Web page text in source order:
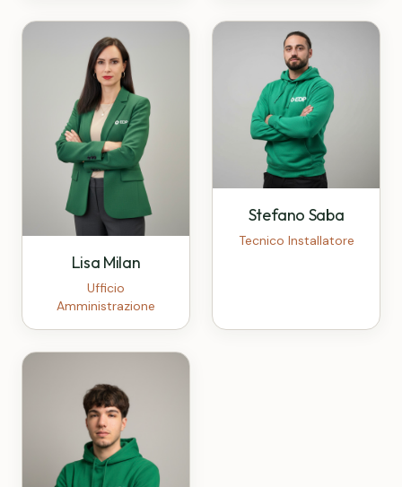
Lisa Milan
Ufficio
Amministrazione
Stefano Saba
Tecnico Installatore